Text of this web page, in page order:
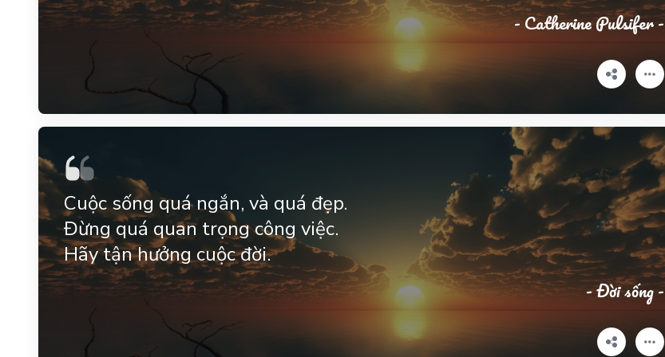
- Catherine Pulsifer -
Cuộc sống quá ngắn, và quá đẹp.
Đừng quá quan trọng công việc.
Hãy tận hưởng cuộc đời.
- Đời sống -